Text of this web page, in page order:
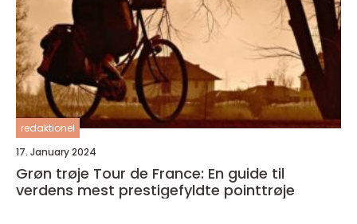
redaktionel
17. January 2024
Grøn trøje Tour de France: En guide til
verdens mest prestigefyldte pointtrøje